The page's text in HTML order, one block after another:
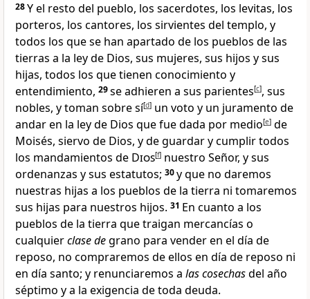
28Y el resto del pueblo, los sacerdotes, los levitas, los
porteros, los cantores, los sirvientes del templo, y
todos los que se han apartado de los pueblos de las
tierras a la ley de Dios, sus mujeres, sus hijos y sus
hijas, todos los que tienen conocimiento y
entendimiento, 29se adhieren a sus parientes[c], sus
nobles, y toman sobre sí[d] un voto y un juramento de
andar en la ley de Dios que fue dada por medio[e] de
Moisés, siervo de Dios, y de guardar y cumplir todos
los mandamientos de Dios[f] nuestro Señor, y sus
ordenanzas y sus estatutos; 30y que no daremos
nuestras hijas a los pueblos de la tierra ni tomaremos
sus hijas para nuestros hijos. 31 En cuanto a los
pueblos de la tierra que traigan mercancías o
cualquierclase degrano para vender en el día de
reposo, no compraremos de ellos en día de reposo ni
en día santo; y renunciaremos a las cosechasdel año
séptimo y a la exigencia de toda deuda.